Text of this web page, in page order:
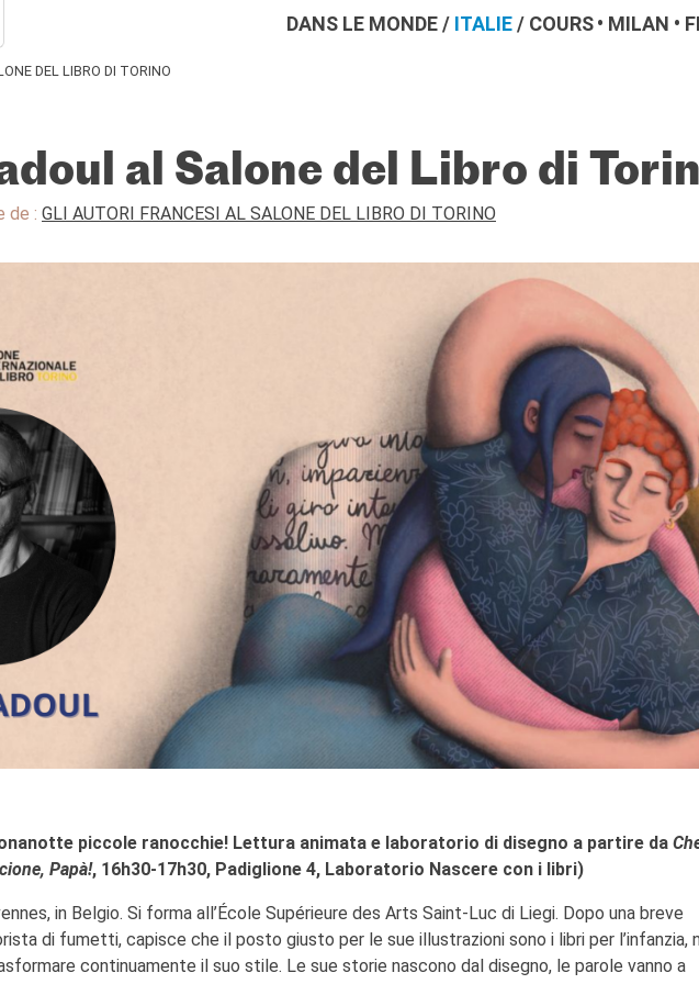
ET
?
DANS LE MONDE/ ITALIE/ COURS MILAN
DEL LIBRO DI TORINO
al Salone del Libro di
de : GLI AUTORI FRANCESI AL SALONE DEL LIBRO DI TORINO
piccole ranocchie! Lettura animata e laboratorio di disegno a partire da
Papà!, 16h30-17h30, Padiglione 4, Laboratorio Nascere con i libri)
in Belgio. Si forma all’École Supérieure des Arts Saint-Luc di Liegi. Dopo una breve
di fumetti, capisce che il posto giusto per le sue illustrazioni sono i libri per l’infanzia,
continuamente il suo stile. Le sue storie nascono dal disegno, le parole vanno a